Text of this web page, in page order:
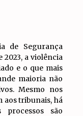
de Segurança
a violência
e o que mais
maioria não
Mesmo nos
aos tribunais, há
são